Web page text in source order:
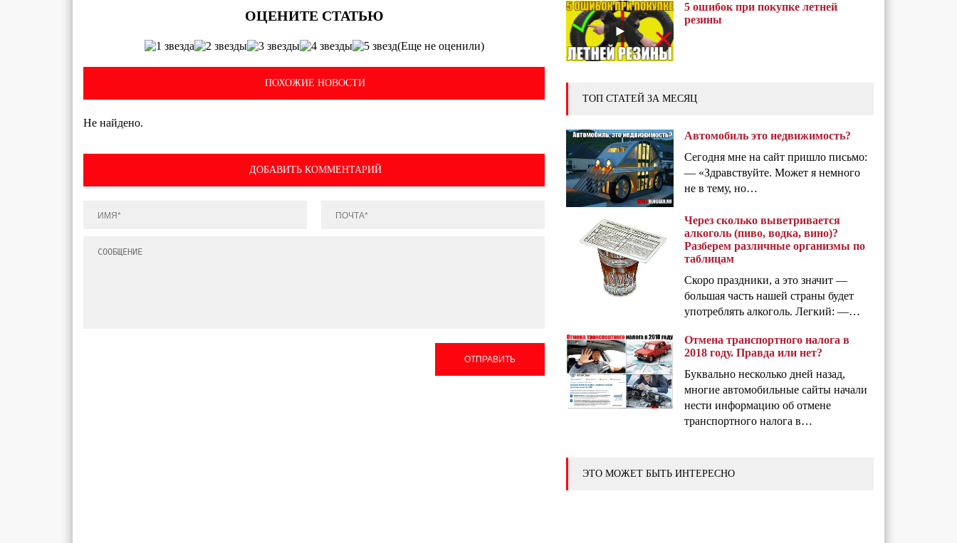
(Еще не оценили)
ПОХОЖИЕ НОВОСТИ
Не найдено.
ДОБАВИТЬ КОММЕНТАРИЙ
ОТПРАВИТЬ
5 ошибок при покупке летней
резины
ТОП СТАТЕЙ ЗА МЕСЯЦ
Автомобиль это недвижимость?
Сегодня мне на сайт пришло письмо:
— «Здравствуйте. Может я немного
не в тему, но…
Через сколько выветривается
алкоголь (пиво, водка, вино)?
Разберем различные организмы по
таблицам
Скоро праздники, а это значит —
большая часть нашей страны будет
употреблять алкоголь. Легкий: —…
Отмена транспортного налога в
2018 году. Правда или нет?
Буквально несколько дней назад,
многие автомобильные сайты начали
нести информацию об отмене
транспортного налога в…
ЭТО МОЖЕТ БЫТЬ ИНТЕРЕСНО